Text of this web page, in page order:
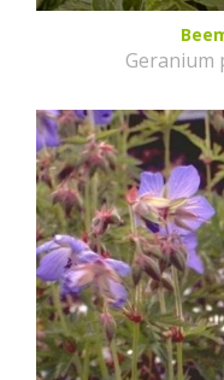
Geranium